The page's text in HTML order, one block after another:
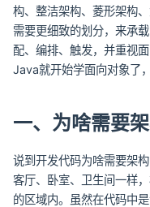
构、整洁架构、菱形架构
需要更细致的划分，来承
配、编排、触发，并重视
Java就开始学面向对象了
一、为啥需要
说到开发代码为啥需要架
客厅、卧室、卫生间一样
的区域内。虽然在代码中